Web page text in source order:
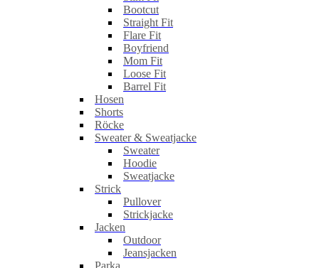
Bootcut
Straight Fit
Flare Fit
Boyfriend
Mom Fit
Loose Fit
Barrel Fit
Hosen
Shorts
Röcke
Sweater & Sweatjacke
Sweater
Hoodie
Sweatjacke
Strick
Pullover
Strickjacke
Jacken
Outdoor
Jeansjacken
Parka